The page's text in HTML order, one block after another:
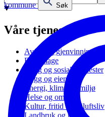
kommune
Søk
Våre tjenester
Avfall og gjenvinning
Barnehage
Bolig og sosiale tjenester
Bygg og eiendom
Energi, klima og miljø
Helse og omsorg
Kultur, fritid og friluftsliv
Landbruk og natur